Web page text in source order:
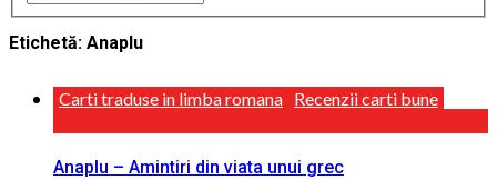
Etichetă: Anaplu
Carti traduse in limba romana Recenzii carti bune
Anaplu – Amintiri din viata unui grec